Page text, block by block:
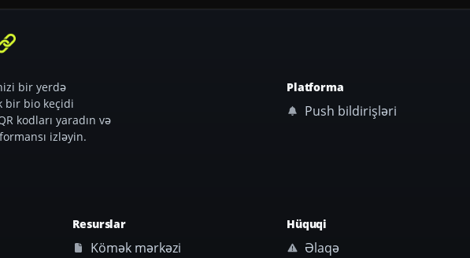
bir yerdə
bir bio keçidi
kodları yaradın və
izləyin.
Platforma
Push bildirişləri
Resurslar
Kömək mərkəzi
Hüquqi
Əlaqə